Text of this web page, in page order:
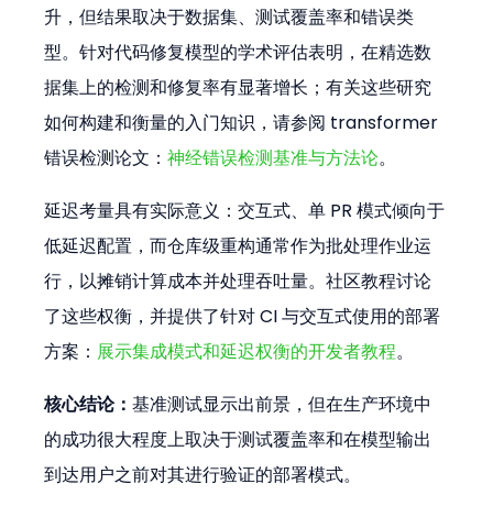
升，但结果取决于数据集、测试覆盖率和错误类
型。针对代码修复模型的学术评估表明，在精选数
据集上的检测和修复率有显著增长；有关这些研究
如何构建和衡量的入门知识，请参阅 transformer
错误检测论文：神经错误检测基准与方法论。
延迟考量具有实际意义：交互式、单 PR 模式倾向于
低延迟配置，而仓库级重构通常作为批处理作业运
行，以摊销计算成本并处理吞吐量。社区教程讨论
了这些权衡，并提供了针对 CI 与交互式使用的部署
方案： 展示集成模式和延迟权衡的开发者教程。
核心结论：基准测试显示出前景，但在生产环境中
的成功很大程度上取决于测试覆盖率和在模型输出
到达用户之前对其进行验证的部署模式。